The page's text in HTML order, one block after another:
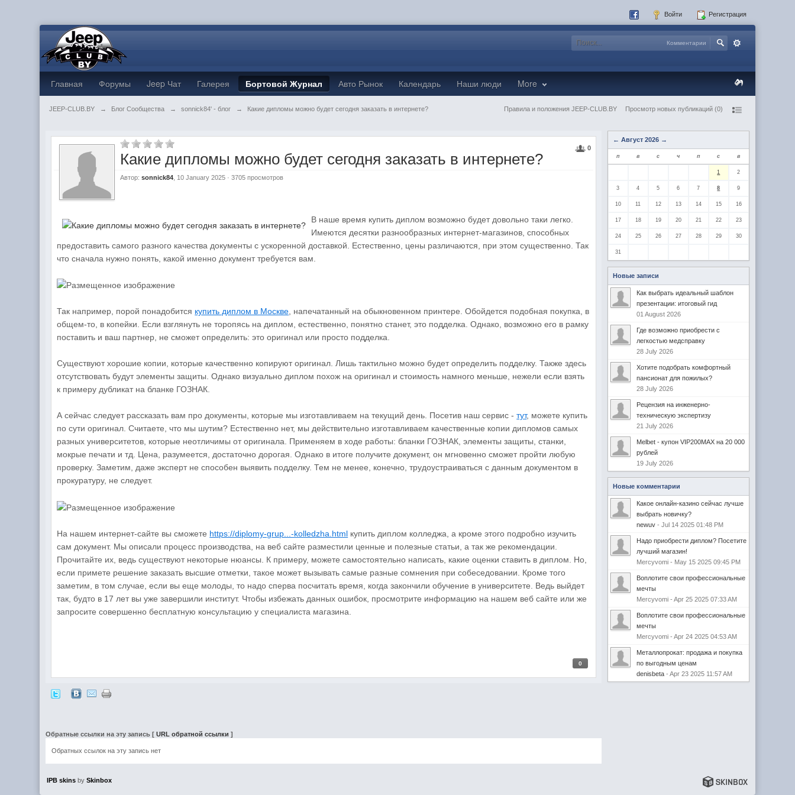
Войти Регистрация
Комментарии
Главная Форумы Jeep Чат Галерея Бортовой Журнал Авто Рынок Календарь Наши люди More
JEEP-CLUB.BY → Блог Сообщества → sonnick84' - блог → Какие дипломы можно будет сегодня заказать в интернете? Правила и положения JEEP-CLUB.BY Просмотр новых публикаций (0)
0
Какие дипломы можно будет сегодня заказать в интернете?
Автор:sonnick84 , 10 January 2025 · 3705 просмотров
В наше время купить диплом возможно будет довольно таки легко.
Имеются десятки разнообразных интернет-магазинов, способных
предоставить самого разного качества документы с ускоренной доставкой. Естественно, цены различаются, при этом существенно. Так
что сначала нужно понять, какой именно документ требуется вам.
Так например, порой понадобится купить диплом в Москве, напечатанный на обыкновенном принтере. Обойдется подобная покупка, в
общем-то, в копейки. Если взглянуть не торопясь на диплом, естественно, понятно станет, это подделка. Однако, возможно его в рамку
поставить и ваш партнер, не сможет определить: это оригинал или просто подделка.
Существуют хорошие копии, которые качественно копируют оригинал. Лишь тактильно можно будет определить подделку. Также здесь
отсутствовать будут элементы защиты. Однако визуально диплом похож на оригинал и стоимость намного меньше, нежели если взять
к примеру дубликат на бланке ГОЗНАК.
А сейчас следует рассказать вам про документы, которые мы изготавливаем на текущий день. Посетив наш сервис -тут, можете купить
по сути оригинал. Считаете, что мы шутим? Естественно нет, мы действительно изготавливаем качественные копии дипломов самых
разных университетов, которые неотличимы от оригинала. Применяем в ходе работы: бланки ГОЗНАК, элементы защиты, станки,
мокрые печати и тд. Цена, разумеется, достаточно дорогая. Однако в итоге получите документ, он мгновенно сможет пройти любую
проверку. Заметим, даже эксперт не способен выявить подделку. Тем не менее, конечно, трудоустраиваться с данным документом в
прокуратуру, не следует.
На нашем интернет-сайте вы сможете https://diplomy-grup...-kolledzha.html купить диплом колледжа, а кроме этого подробно изучить
сам документ. Мы описали процесс производства, на веб сайте разместили ценные и полезные статьи, а так же рекомендации.
Прочитайте их, ведь существуют некоторые нюансы. К примеру, можете самостоятельно написать, какие оценки ставить в диплом. Но,
если примете решение заказать высшие отметки, такое может вызывать самые разные сомнения при собеседовании. Кроме того
заметим, в том случае, если вы еще молоды, то надо сперва посчитать время, когда закончили обучение в университете. Ведь выйдет
так, будто в 17 лет вы уже завершили институт. Чтобы избежать данных ошибок, просмотрите информацию на нашем веб сайте или же
запросите совершенно бесплатную консультацию у специалиста магазина.
0
Обратные ссылки на эту запись[URL обратной ссылки ]
Обратных ссылок на эту запись нет
← Август 2026 →
п в с ч п с в
1 2
3 4 5 6 7 8 9
10 11 12 13 14 15 16
17 18 19 20 21 22 23
24 25 26 27 28 29 30
31
Новые записи
Как выбрать идеальный шаблон
презентации: итоговый гид
01 August 2026
Где возможно приобрести с
легкостью медсправку
28 July 2026
Хотите подобрать комфортный
пансионат для пожилых?
28 July 2026
Рецензия на инженерно-
техническую экспертизу
21 July 2026
Melbet - купон VIP200MAX на 20 000
рублей
19 July 2026
Новые комментарии
Какое онлайн-казино сейчас лучше
выбрать новичку?
newuv- Jul 14 2025 01:48 PM
Надо приобрести диплом? Посетите
лучший магазин!
Mercyvomi - May 15 2025 09:45 PM
Воплотите свои профессиональные
мечты
Mercyvomi - Apr 25 2025 07:33 AM
Воплотите свои профессиональные
мечты
Mercyvomi - Apr 24 2025 04:53 AM
Металлопрокат: продажа и покупка
по выгодным ценам
denisbeta- Apr 23 2025 11:57 AM
IPB skins bySkinbox